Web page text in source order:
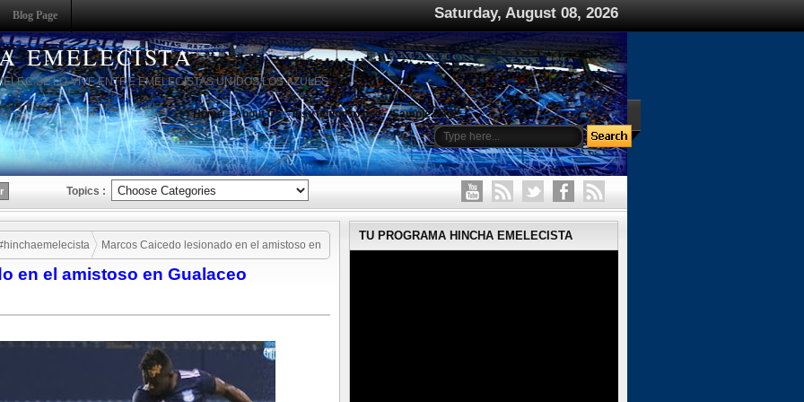
Blog Page Saturday, August 08, 2026
EMELECISTA
SE LO VIVE ENTRE EMELECISTAS UNIDOS LOS AZULES
Home About Us Instruction to use Sample Page
Topics :
Marcos Caicedo lesionado en el amistoso en
en el amistoso en Gualaceo
TU PROGRAMA HINCHA EMELECISTA